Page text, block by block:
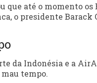
até o momento os
o presidente
da Indonésia e a
tempo.